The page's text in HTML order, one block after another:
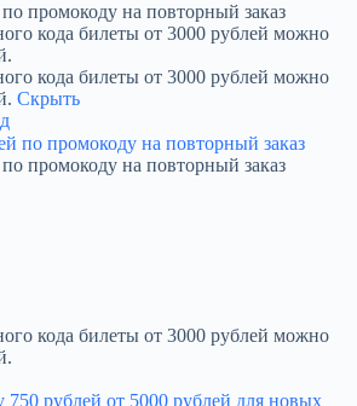
промокоду на повторный заказ
кода билеты от 3000 рублей можно
кода билеты от 3000 рублей можно
Скрыть
промокоду на повторный заказ
кода билеты от 3000 рублей можно